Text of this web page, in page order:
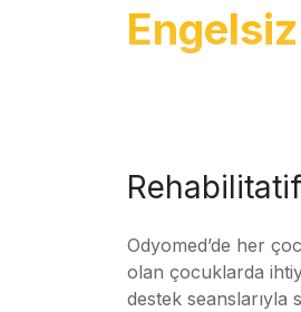
Odyomed’de her
olan çocuklarda
destek seanslarıyla